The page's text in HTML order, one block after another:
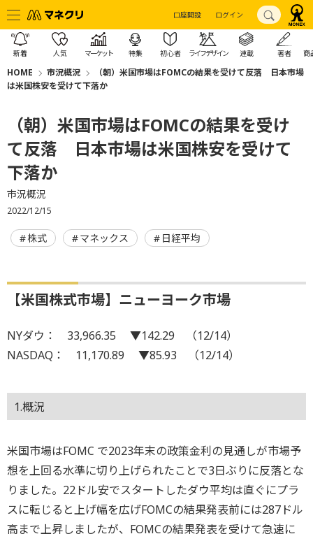
口座開設 ログイン
新着 人気 マーケット 特集 初心者 ライフデザイン 連載 著者 商
HOME 市況概況
（朝）米国市場はFOMCの結果を受けて反落 日本市場
は米国株安を受けて下落か
（朝）米国市場はFOMCの結果を受け
て反落 日本市場は米国株安を受けて
下落か
市況概況
2022/12/15
株式 マネックス 日経平均
【米国株式市場】ニューヨーク市場
NYダウ： 33,966.35 ▼142.29 （12/14）
NASDAQ： 11,170.89 ▼85.93 （12/14）
1.概況
米国市場はFOMC で2023年末の政策金利の見通しが市場予
想を上回る水準に切り上げられたことで3日ぶりに反落とな
りました。22ドル安でスタートしたダウ平均は直ぐにプラ
スに転じると上げ幅を広げFOMCの結果発表前には287ドル
高まで上昇しましたが、FOMCの結果発表を受けて急速に